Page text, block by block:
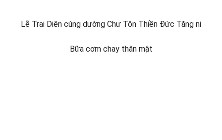
Lễ Trai Diên cúng dường Chư Tôn Thiền Đức Tăng ni
Bữa cơm chay thân mật